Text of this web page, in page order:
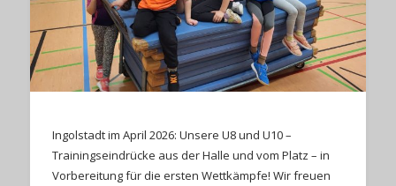
Ingolstadt im April 2026: Unsere U8 und U10 –
Trainingseindrücke aus der Halle und vom Platz – in
Vorbereitung für die ersten Wettkämpfe! Wir freuen